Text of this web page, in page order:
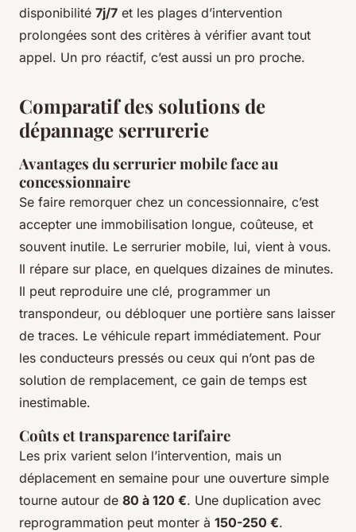
disponibilité 7j/7 et les plages d’intervention
prolongées sont des critères à vérifier avant tout
appel. Un pro réactif, c’est aussi un pro proche.
Comparatif des solutions de
dépannage serrurerie
Avantages du serrurier mobile face au
concessionnaire
Se faire remorquer chez un concessionnaire, c’est
accepter une immobilisation longue, coûteuse, et
souvent inutile. Le serrurier mobile, lui, vient à vous.
Il répare sur place, en quelques dizaines de minutes.
Il peut reproduire une clé, programmer un
transpondeur, ou débloquer une portière sans laisser
de traces. Le véhicule repart immédiatement. Pour
les conducteurs pressés ou ceux qui n’ont pas de
solution de remplacement, ce gain de temps est
inestimable.
Coûts et transparence tarifaire
Les prix varient selon l’intervention, mais un
déplacement en semaine pour une ouverture simple
tourne autour de 80 à 120 €. Une duplication avec
reprogrammation peut monter à 150-250 €.